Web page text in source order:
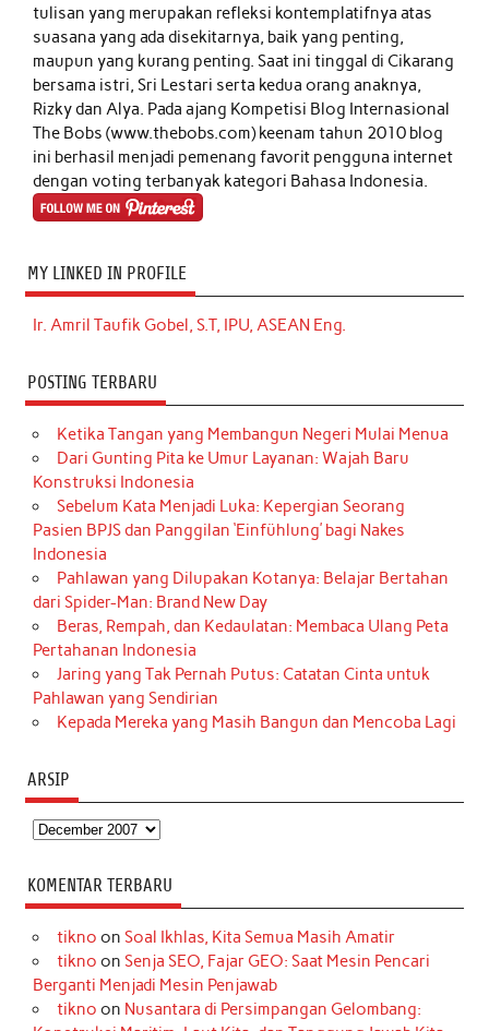
tulisan yang merupakan refleksi kontemplatifnya atas
suasana yang ada disekitarnya, baik yang penting,
maupun yang kurang penting. Saat ini tinggal di Cikarang
bersama istri, Sri Lestari serta kedua orang anaknya,
Rizky dan Alya. Pada ajang Kompetisi Blog Internasional
The Bobs (www.thebobs.com) keenam tahun 2010 blog
ini berhasil menjadi pemenang favorit pengguna internet
dengan voting terbanyak kategori Bahasa Indonesia.
MY LINKED IN PROFILE
Ir. Amril Taufik Gobel, S.T, IPU, ASEAN Eng.
POSTING TERBARU
Ketika Tangan yang Membangun Negeri Mulai Menua
Dari Gunting Pita ke Umur Layanan: Wajah Baru
Konstruksi Indonesia
Sebelum Kata Menjadi Luka: Kepergian Seorang
Pasien BPJS dan Panggilan ‘Einfühlung’ bagi Nakes
Indonesia
Pahlawan yang Dilupakan Kotanya: Belajar Bertahan
dari Spider-Man: Brand New Day
Beras, Rempah, dan Kedaulatan: Membaca Ulang Peta
Pertahanan Indonesia
Jaring yang Tak Pernah Putus: Catatan Cinta untuk
Pahlawan yang Sendirian
Kepada Mereka yang Masih Bangun dan Mencoba Lagi
ARSIP
Arsip
KOMENTAR TERBARU
tikno on Soal Ikhlas, Kita Semua Masih Amatir
tikno on Senja SEO, Fajar GEO: Saat Mesin Pencari
Berganti Menjadi Mesin Penjawab
tikno on Nusantara di Persimpangan Gelombang: